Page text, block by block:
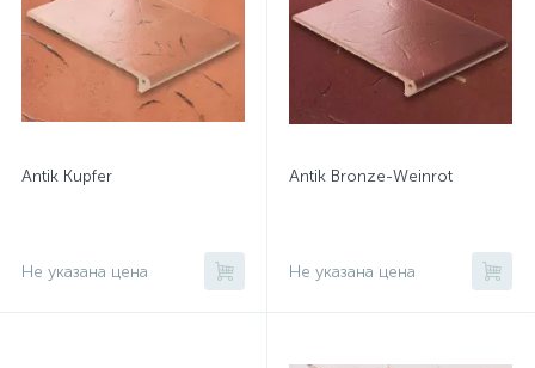
Antik Kupfer
Не указана цена
Antik Bronze-Weinrot
Не указана цена